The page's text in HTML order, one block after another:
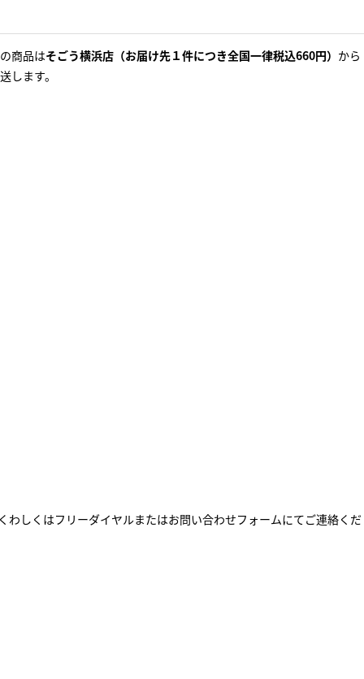
商品はそごう横浜店（お届け先１件につき全国一律税込660円） から
します。
しくはフリーダイヤルまたはお問い合わせフォームにてご連絡くだ